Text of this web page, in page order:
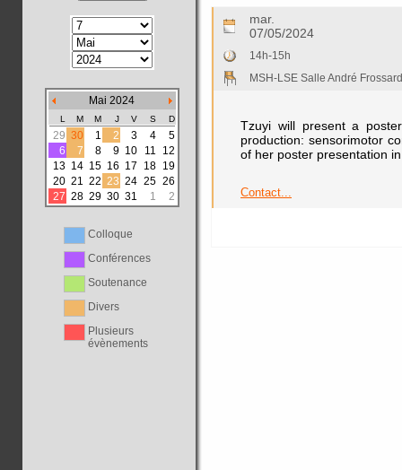
Mai 2024
L M M J V S D
29 30 1 2 3 4
5
6
7 8 9 10 11
12
13 14 15 16 17 18 19
20 21 22 23 24 25 26
27 28 29 30 31 1 2
Colloque
Conférences
Soutenance
Divers
Plusieurs
évènements
mar.
07/05/2024
14h-15h
MSH-LSE Salle André Frossard
Tzuyi will present a
production: sensorimotor
of her poster presentation
Contact...